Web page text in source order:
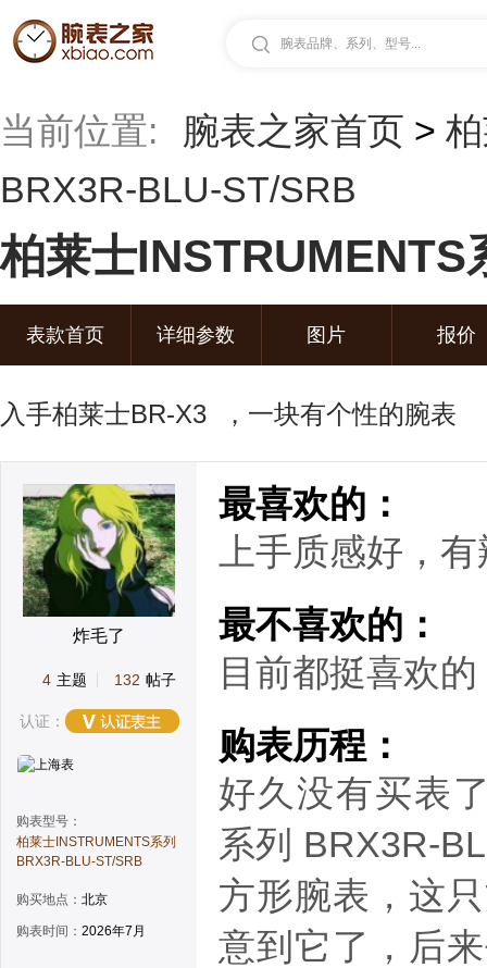
腕表品牌、系列、型号...
当前位置: 腕表之家首页 >
BRX3R-BLU-ST/SRB
柏莱士
表款首页 详细参数 图片 报价
入手柏莱士BR-X3 ，一块有个性的腕表
炸毛了
4 主题 132 帖子
认证：
购表型号：
柏莱士INSTRUMENTS系列
BRX3R-BLU-ST/SRB
购买地点： 北京
购表时间： 2026年7月
最喜欢的：
上手质感好，
最不喜欢的：
目前都挺喜欢的
购表历程：
好久没有买表
系列 BRX3R-
方形腕表，这
意到它了，后